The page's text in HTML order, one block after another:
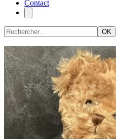
Contact
OK